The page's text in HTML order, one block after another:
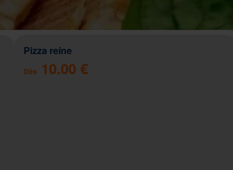
Pizza reine
Dès 10.00 €